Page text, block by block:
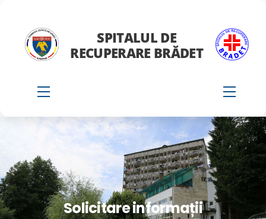
content
SPITALUL DE
RECUPERARE BRĂDET
Menu
Menu
Solicitare informații